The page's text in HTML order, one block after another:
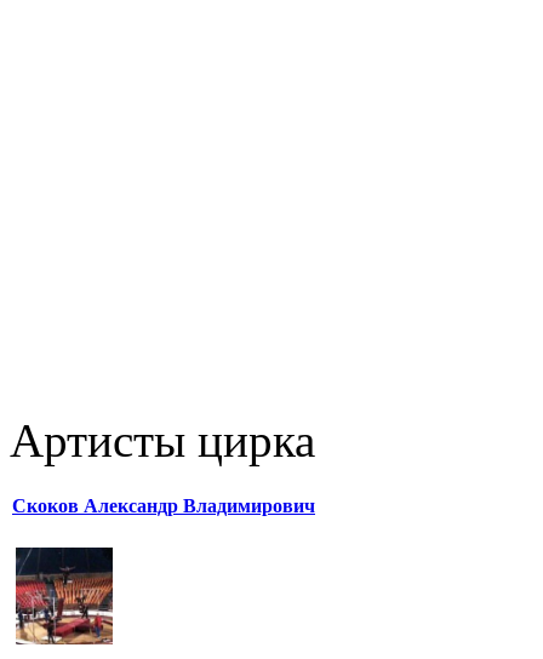
Артисты цирка
Скоков Александр Владимирович